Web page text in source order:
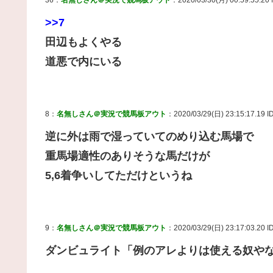
>>7
田辺もよくやる
道悪で内にいる
8： 名無しさん＠実況で競馬板アウト ：2020/03/29(日) 23:15:17.19
逆に外は雨で湿っていてのめり込む馬場で
重馬場適性のありそうな馬だけが
5,6着争いしてただけというね
9： 名無しさん＠実況で競馬板アウト ：2020/03/29(日) 23:17:03.20
ダンビュライト「例のアレよりは使える奴やな